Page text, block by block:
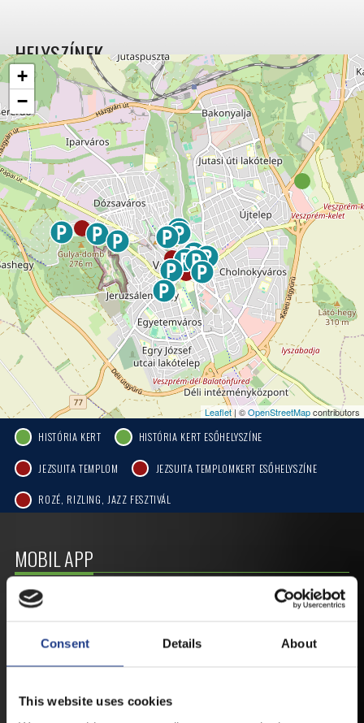
Consent Details About
This website uses cookies
+
−
Leaflet| ©OpenStreetMapcontributors
HELYSZÍNEK
HISTÓRIA KERT HISTÓRIA KERT ESŐHELYSZÍNE
JEZSUITA TEMPLOM JEZSUITA TEMPLOMKERT ESŐHELYSZÍNE
ROZÉ, RIZLING, JAZZ FESZTIVÁL
MOBIL APP